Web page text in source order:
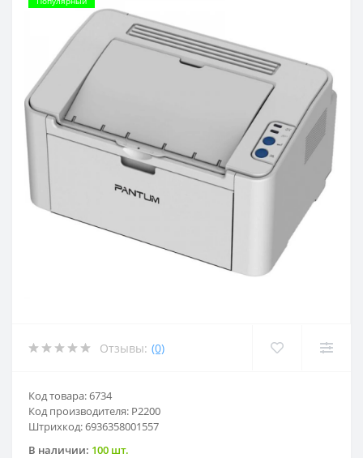
Отзывы: (0)
Код товара: 6734
Код производителя: P2200
Штрихкод: 6936358001557
В наличии: 100 шт.